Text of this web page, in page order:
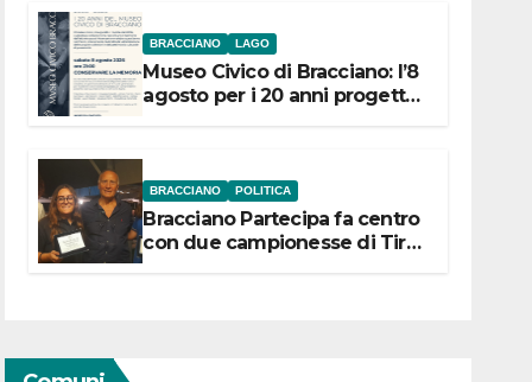
BRACCIANO LAGO
Museo Civico di Bracciano: l’8
agosto per i 20 anni progetto
BRACCIANO POLITICA
Bracciano Partecipa fa centro
con due campionesse di Tiro